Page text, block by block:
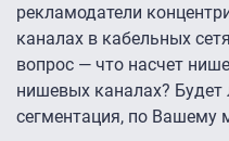
рекламодатели
каналах в кабельных
вопрос — что насчет
нишевых каналах? Будет
сегментация, по Вашему